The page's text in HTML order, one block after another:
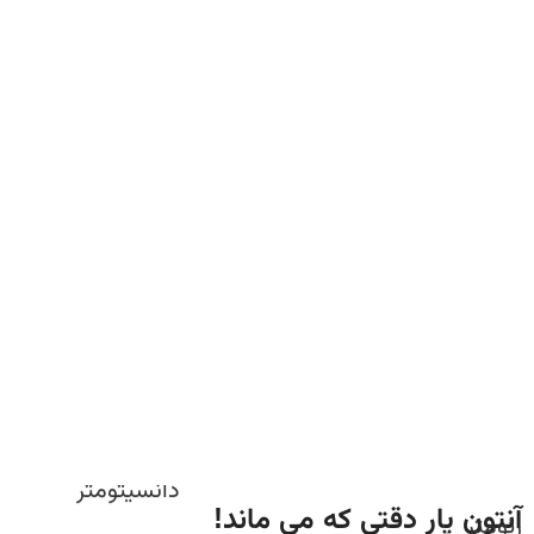
آنتون پار دقتی که می ماند!
رئومتر
دانسیتومتر